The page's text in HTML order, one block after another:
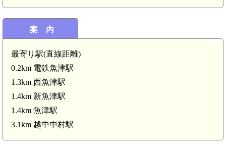
案 内
最寄り駅(直線距離)
0.2km 電鉄魚津駅
1.3km 西魚津駅
1.4km 新魚津駅
1.4km 魚津駅
3.1km 越中中村駅